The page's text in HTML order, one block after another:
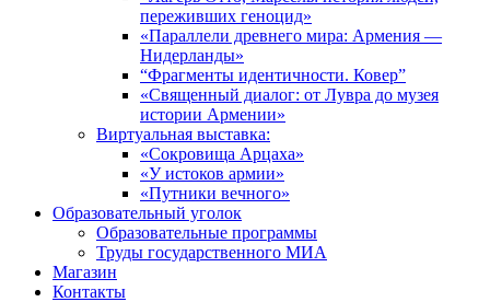
переживших геноцид»
«Параллели древнего мира: Армения —
Нидерланды»
“Фрагменты идентичности. Ковер”
«Священный диалог: от Лувра до музея
истории Армении»
Виртуальная выставка:
«Сокровища Арцаха»
«У истоков армии»
«Путники вечного»
Образовательный уголок
Образовательные программы
Труды государственного МИА
Магазин
Контакты